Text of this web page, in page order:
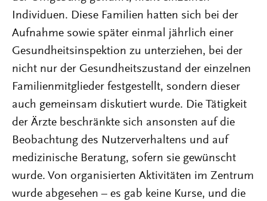
Individuen. Diese Familien hatten sich bei der
Aufnahme sowie später einmal jährlich einer
Gesundheitsinspektion zu unterziehen, bei der
nicht nur der Gesundheitszustand der einzelnen
Familienmitglieder festgestellt, sondern dieser
auch gemeinsam diskutiert wurde. Die Tätigkeit
der Ärzte beschränkte sich ansonsten auf die
Beobachtung des Nutzerverhaltens und auf
medizinische Beratung, sofern sie gewünscht
wurde. Von organisierten Aktivitäten im Zentrum
wurde abgesehen – es gab keine Kurse, und die